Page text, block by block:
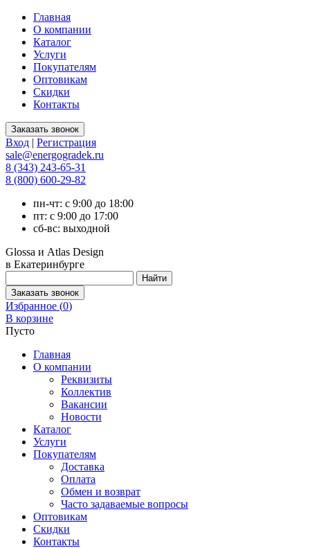
Главная
О компании
Каталог
Услуги
Покупателям
Оптовикам
Скидки
Контакты
Вход | Регистрация
sale@energogradek.ru
8 (343) 243-65-31
8 (800) 600-29-82
пн-чт: с 9:00 до 18:00
пт: с 9:00 до 17:00
сб-вс: выходной
Glossa и Atlas Design
в Екатеринбурге
Избранное (0)
В корзине
Пусто
Главная
О компании
Реквизиты
Коллектив
Вакансии
Новости
Каталог
Услуги
Покупателям
Доставка
Оплата
Обмен и возврат
Часто задаваемые вопросы
Оптовикам
Скидки
Контакты